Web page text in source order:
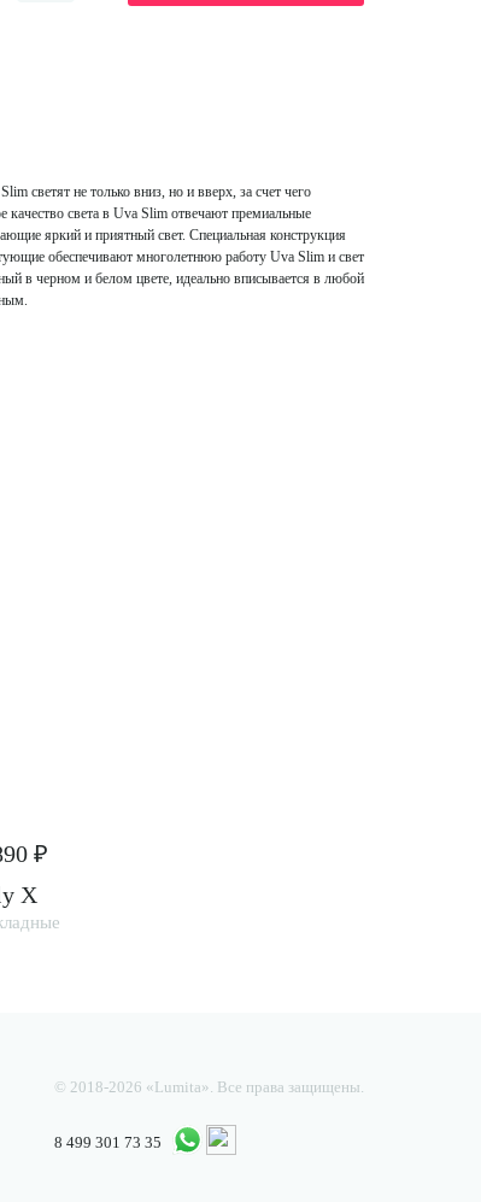
светят не только вниз, но и вверх, за счет чего
качество света в Uva Slim отвечают премиальные
яркий и приятный свет. Специальная конструкция
обеспечивают многолетнюю работу Uva Slim и свет
в черном и белом цвете, идеально вписывается в любой
₽
X
© 2018-2026 «Lumita». Все права защищены.
8 499 301 73 35